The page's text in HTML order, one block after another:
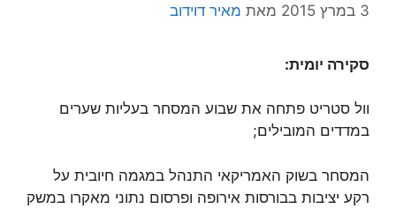
3 במרץ 2015 מאת מאיר דוידוב
סקירה יומית:
וול סטריט פתחה את שבוע המסחר בעליות שערים
במדדים המובילים;
המסחר בשוק האמריקאי התנהל במגמה חיובית על
רקע יציבות בבורסות אירופה ופרסום נתוני מאקרו במשק